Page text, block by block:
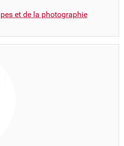
et de la photographie